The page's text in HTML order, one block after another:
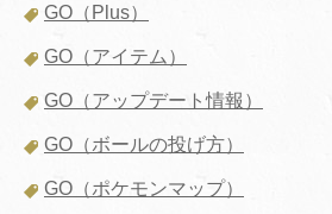
GO（Plus）
GO（アイテム）
GO（アップデート情報）
GO（ボールの投げ方）
GO（ポケモンマップ）